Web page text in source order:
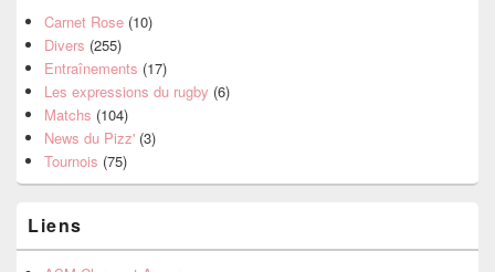
Carnet Rose (10)
Divers (255)
Entraînements (17)
Les expressions du rugby (6)
Matchs (104)
News du Pizz' (3)
Tournois (75)
Liens